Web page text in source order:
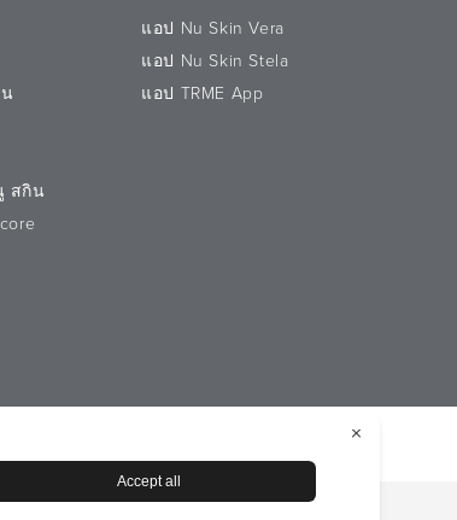
Narcissus Tazetta
Methylcellulose,
สกิน
แอป Nu Skin Vera
แอป Nu Skin Stela
แอป TRME App